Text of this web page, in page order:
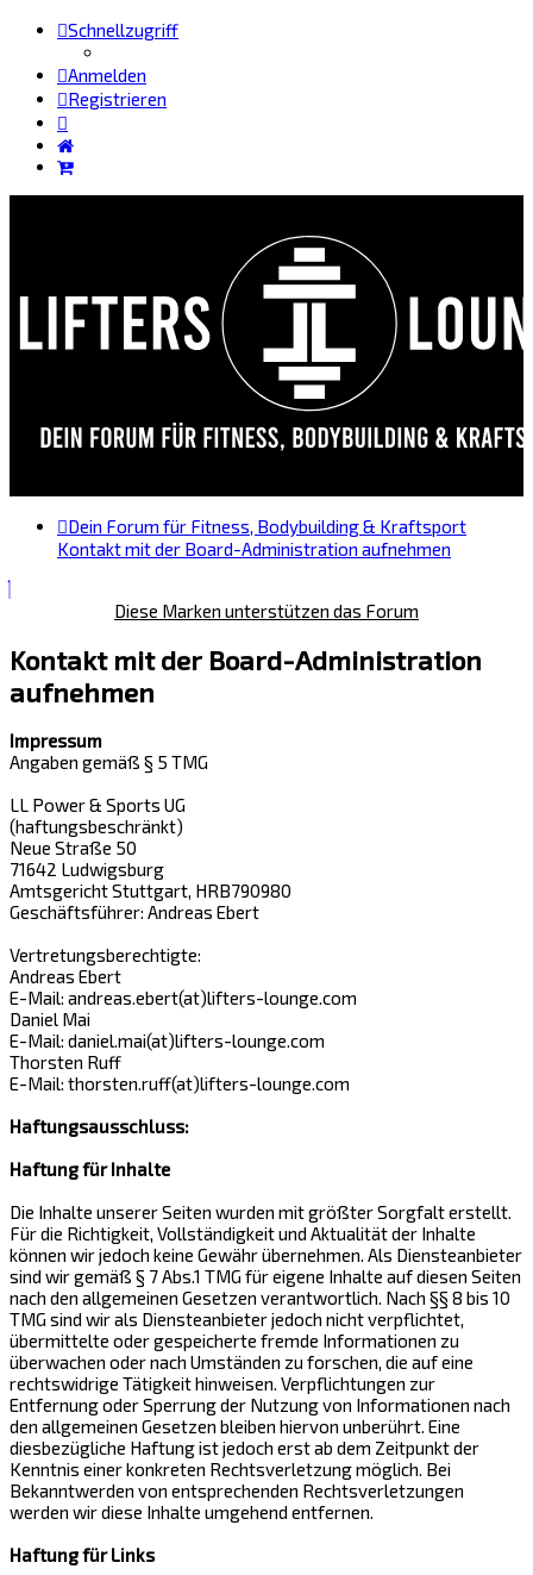
Schnellzugriff
Anmelden
Registrieren
Dein Forum für Fitness, Bodybuilding & Kraftsport
Kontakt mit der Board-Administration aufnehmen
Diese Marken unterstützen das Forum
Kontakt mit der Board-Administration
aufnehmen
Impressum
Angaben gemäß § 5 TMG
LL Power & Sports UG
(haftungsbeschränkt)
Neue Straße 50
71642 Ludwigsburg
Amtsgericht Stuttgart, HRB790980
Geschäftsführer: Andreas Ebert
Vertretungsberechtigte:
Andreas Ebert
E-Mail: andreas.ebert(at)lifters-lounge.com
Daniel Mai
E-Mail: daniel.mai(at)lifters-lounge.com
Thorsten Ruff
E-Mail: thorsten.ruff(at)lifters-lounge.com
Haftungsausschluss:
Haftung für Inhalte
Die Inhalte unserer Seiten wurden mit größter Sorgfalt erstellt.
Für die Richtigkeit, Vollständigkeit und Aktualität der Inhalte
können wir jedoch keine Gewähr übernehmen. Als Diensteanbieter
sind wir gemäß § 7 Abs.1 TMG für eigene Inhalte auf diesen Seiten
nach den allgemeinen Gesetzen verantwortlich. Nach §§ 8 bis 10
TMG sind wir als Diensteanbieter jedoch nicht verpflichtet,
übermittelte oder gespeicherte fremde Informationen zu
überwachen oder nach Umständen zu forschen, die auf eine
rechtswidrige Tätigkeit hinweisen. Verpflichtungen zur
Entfernung oder Sperrung der Nutzung von Informationen nach
den allgemeinen Gesetzen bleiben hiervon unberührt. Eine
diesbezügliche Haftung ist jedoch erst ab dem Zeitpunkt der
Kenntnis einer konkreten Rechtsverletzung möglich. Bei
Bekanntwerden von entsprechenden Rechtsverletzungen
werden wir diese Inhalte umgehend entfernen.
Haftung für Links